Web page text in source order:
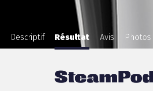
Descriptif Résultat Avis Photos